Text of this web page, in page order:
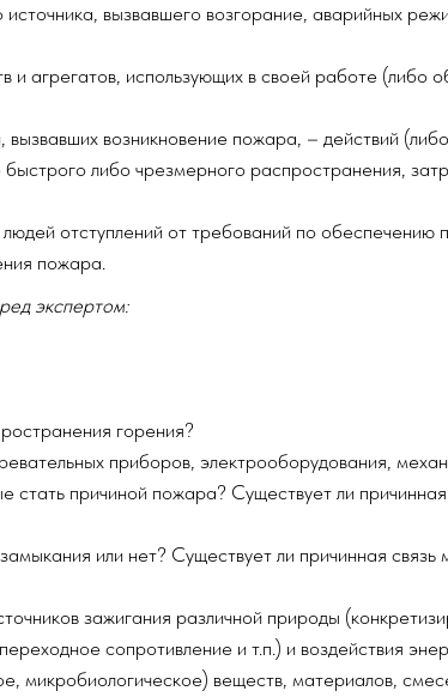
вызвавшего возгорание, аварийных
и агрегатов, использующих в своей работе
возникновение пожара, – действий
либо чрезмерного распространения,
людей отступлений от требований по
пожара.
экспертом:
горения?
приборов, электрооборудования,
стать причиной пожара? Существует ли
или нет? Существует ли причинная
зажигания различной природы
сопротивление и т.п.) и воздействия
микробиологическое) веществ, материалов,